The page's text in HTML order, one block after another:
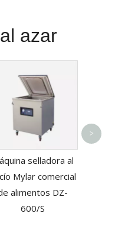
azar
selladora al
Mylar comercial
alimentos DZ-
600/S
>